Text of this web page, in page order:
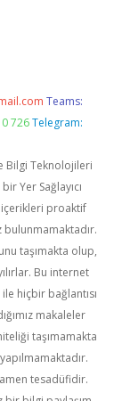
Teams:
726 Telegram:
Bilgi Teknolojileri
Yer Sağlayıcı
proaktif
taşımakta olup,
Bu internet
hiçbir bağlantısı
makaleler
taşımamakta
tesadüfidir.